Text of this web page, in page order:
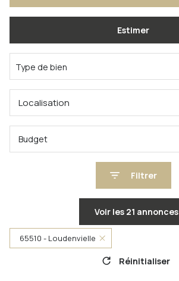
Du neuf
Estimer
Type de bien
Localisation
Budget
Filtrer
Voir les 21 annonces
65510 - Loudenvielle
Réinitialiser